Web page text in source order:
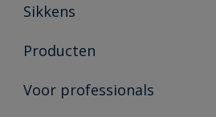
Sikkens
Over Sikkens
Duurzaamheid
Producten
Producten voor binnen
Voor professionals